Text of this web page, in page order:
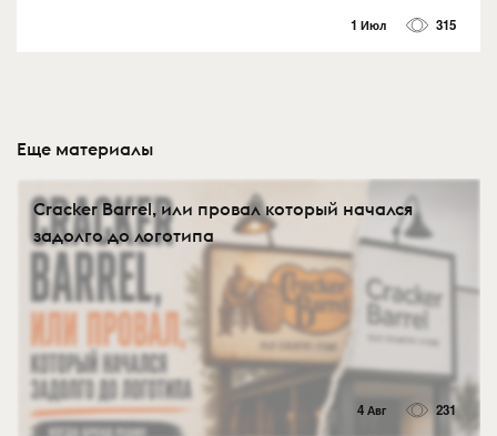
1 Июл 315
Еще материалы
Cracker Barrel, или провал который начался
задолго до логотипа
4 Авг 231